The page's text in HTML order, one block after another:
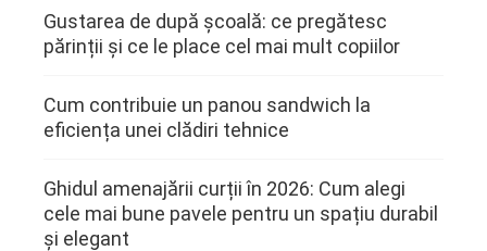
Gustarea de după școală: ce pregătesc
părinții și ce le place cel mai mult copiilor
Cum contribuie un panou sandwich la
eficiența unei clădiri tehnice
Ghidul amenajării curții în 2026: Cum alegi
cele mai bune pavele pentru un spațiu durabil
și elegant